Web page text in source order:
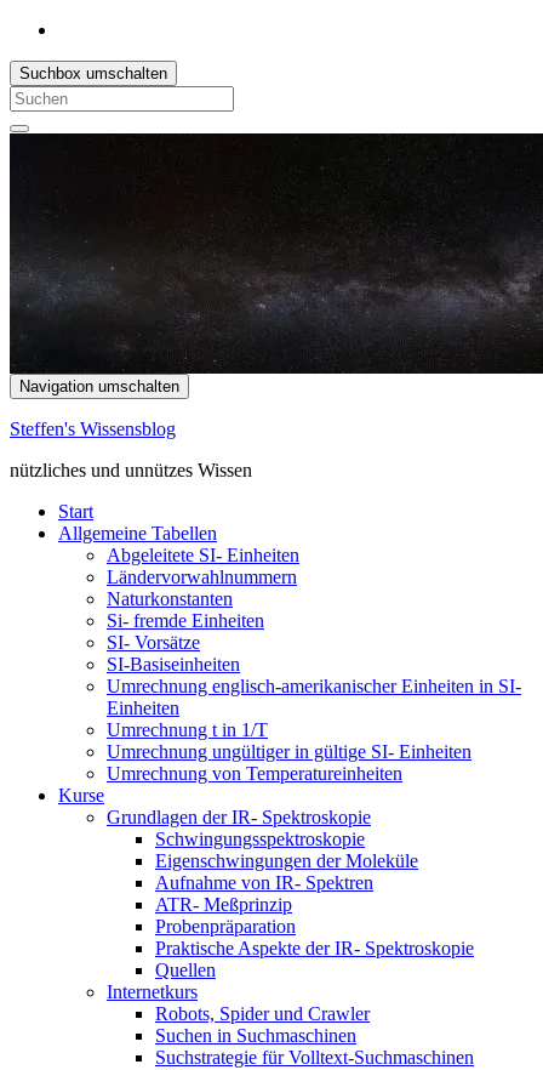
Suchbox umschalten
Search
for:
Navigation umschalten
Steffen's Wissensblog
nützliches und unnützes Wissen
Start
Allgemeine Tabellen
Abgeleitete SI- Einheiten
Ländervorwahlnummern
Naturkonstanten
Si- fremde Einheiten
SI- Vorsätze
SI-Basiseinheiten
Umrechnung englisch-amerikanischer Einheiten in SI-
Einheiten
Umrechnung t in 1/T
Umrechnung ungültiger in gültige SI- Einheiten
Umrechnung von Temperatureinheiten
Kurse
Grundlagen der IR- Spektroskopie
Schwingungsspektroskopie
Eigenschwingungen der Moleküle
Aufnahme von IR- Spektren
ATR- Meßprinzip
Probenpräparation
Praktische Aspekte der IR- Spektroskopie
Quellen
Internetkurs
Robots, Spider und Crawler
Suchen in Suchmaschinen
Suchstrategie für Volltext-Suchmaschinen